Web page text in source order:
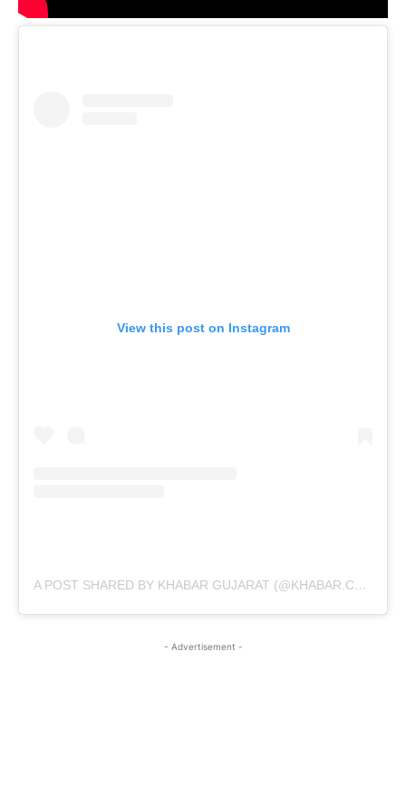
View this post on Instagram
A POST SHARED BY KHABAR GUJARAT (@KHABAR.COMMUNICATION)
- Advertisement -